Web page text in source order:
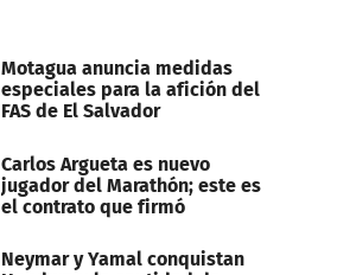
Motagua anuncia medidas
especiales para la afición del
FAS de El Salvador
Carlos Argueta es nuevo
jugador del Marathón; este es
el contrato que firmó
Neymar y Yamal conquistan